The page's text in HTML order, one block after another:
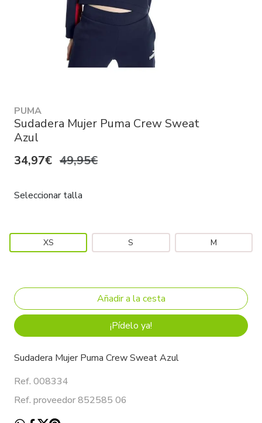
PUMA
Sudadera Mujer Puma Crew Sweat
Azul
34,97€ 49,95€
Seleccionar talla
XS S M
¡Pídelo ya!
Sudadera Mujer Puma Crew Sweat Azul
Ref. 008334
Ref. proveedor 852585 06